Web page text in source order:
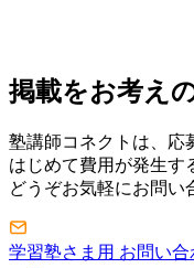
掲載をお考え
塾講師コネクトは、応
はじめて費用が発生す
どうぞお気軽にお問い
学習塾さま用 お問い合